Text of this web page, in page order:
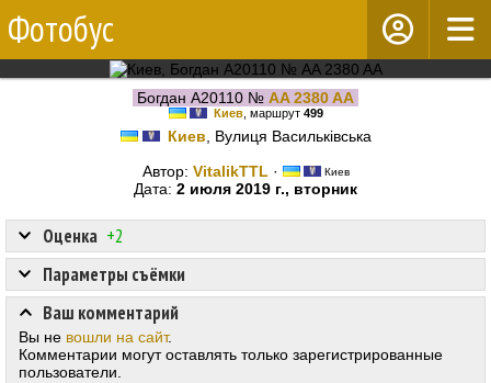
Фотобус
Богдан А20110 № AA 2380 AA
Киев, маршрут 499
Киев , Вулиця Васильківська
Автор: VitalikTTL · Киев
Дата: 2 июля 2019 г., вторник
Оценка +2
Параметры съёмки
Ваш комментарий
Вы не вошли на сайт.
Комментарии могут оставлять только зарегистрированные
пользователи.